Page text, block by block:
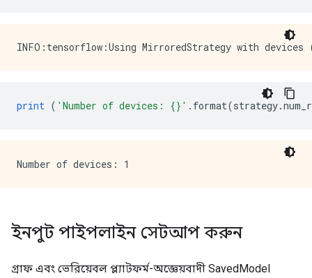
print ( 'Number of devices: {}' . format(strategy.
ইনপুট পাইপলাইন সেটআপ করুন
গ্রাফ এবং ভেরিয়েবল প্ল্যাটফর্ম-অজ্ঞেয়বাদী SavedModel